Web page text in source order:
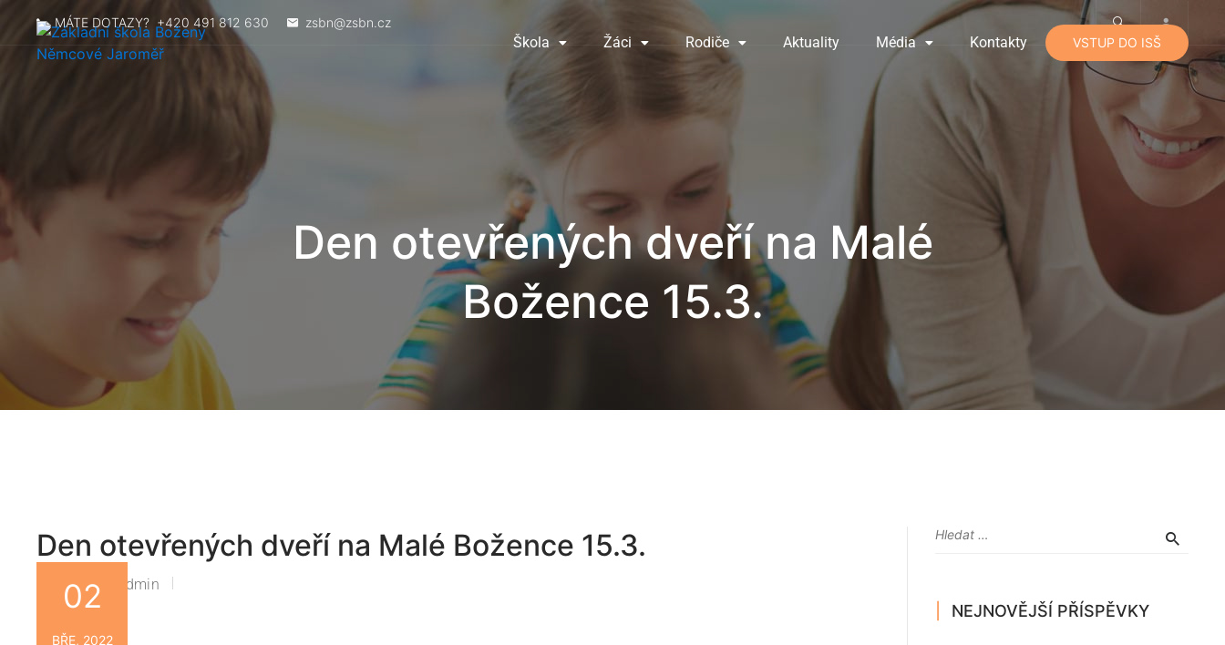
MÁTE DOTAZY? +420 491 812 630 zsbn@zsbn.cz
Škola Žáci Rodiče Aktuality Média Kontakty VSTUP DO ISŠ
Den otevřených dveří na Malé
Božence 15.3.
Den otevřených dveří na Malé Božence 15.3.
By Zsbn-Admin
02
BŘE, 2022
NEJNOVĚJŠÍ PŘÍSPĚVKY